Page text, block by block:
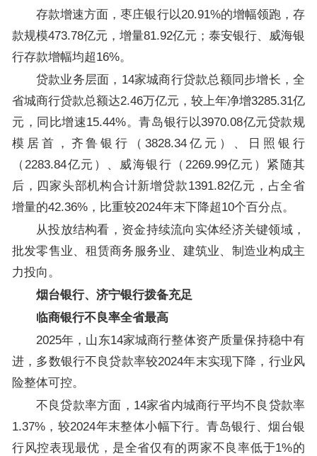
存款增速方面，枣庄银行以20.91%的增幅领跑，存
款规模473.78亿元，增量81.92亿元；泰安银行、威海银
行存款增幅均超16%。
贷款业务层面，14家城商行贷款总额同步增长，全
省城商行贷款总额达2.46万亿元，较上年净增3285.31亿
元，同比增速15.44%。青岛银行以3970.08亿元贷款规
模居首，齐鲁银行（3828.34亿元）、日照银行
（2283.84亿元）、威海银行（2269.99亿元）紧随其
后，四家头部机构合计新增贷款1391.82亿元，占全省
增量的42.36%，比重较2024年末下降超10个百分点。
从投放结构看，资金持续流向实体经济关键领域，
批发零售业、租赁商务服务业、建筑业、制造业构成主
力投向。
烟台银行、济宁银行拨备充足
临商银行不良率全省最高
2025年，山东14家城商行整体资产质量保持稳中有
进，多数银行不良贷款率较2024年末实现下降，行业风
险整体可控。
不良贷款率方面，14家省内城商行平均不良贷款率
1.37%，较2024年末整体小幅下行。青岛银行、烟台银
行风控表现最优，是全省仅有的两家不良率低于1%的